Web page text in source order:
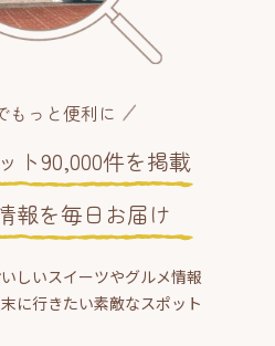
もっと便利に
ト90,000件を掲載
報を毎日お届け
しいスイーツやグルメ情報
に行きたい素敵なスポット